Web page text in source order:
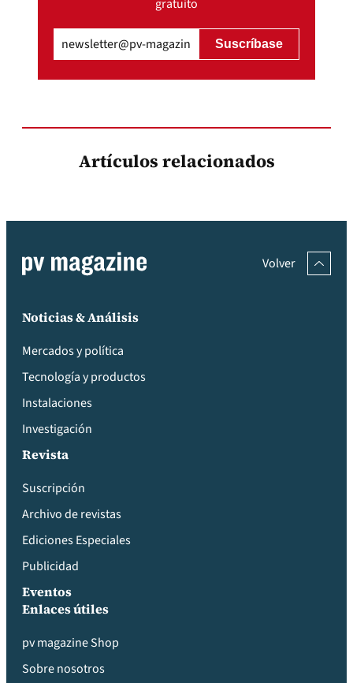
gratuito
(Obligatorio)
Artículos relacionados
Volver
Noticias & Análisis
Mercados y política
Tecnología y productos
Instalaciones
Investigación
Revista
Suscripción
Archivo de revistas
Ediciones Especiales
Publicidad
Eventos
Enlaces útiles
pv magazine Shop
Sobre nosotros